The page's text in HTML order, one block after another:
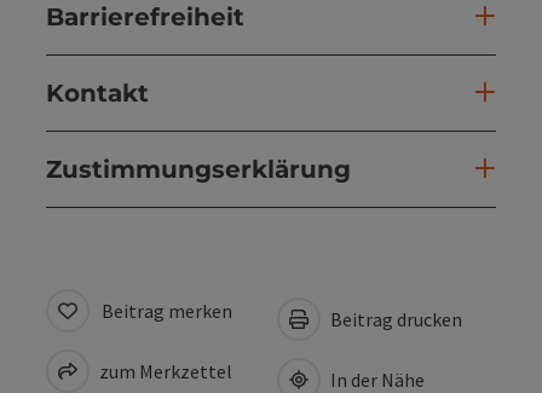
Barrierefreiheit
Kontakt
Zustimmungserklärung
Beitrag merken
zum Merkzettel
Beitrag drucken
In der Nähe